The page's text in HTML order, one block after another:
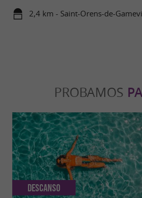
2,4 km - Saint-Orens-de-
PROBAMOS
Descanso